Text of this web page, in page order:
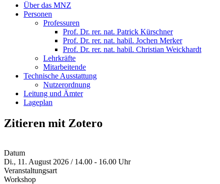
Über das MNZ
Personen
Professuren
Prof. Dr. rer. nat. Patrick Kürschner
Prof. Dr. rer. nat. habil. Jochen Merker
Prof. Dr. rer. nat. habil. Christian Weickhardt
Lehrkräfte
Mitarbeitende
Technische Ausstattung
Nutzerordnung
Leitung und Ämter
Lageplan
Zitieren mit Zotero
Datum
Di., 11. August 2026 / 14.00 - 16.00 Uhr
Veranstaltungsart
Workshop